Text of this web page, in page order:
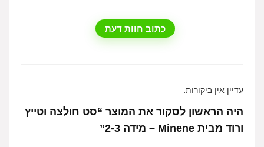
כתוב חוות דעת
עדיין אין ביקורות.
היה הראשון לסקור את המוצר “סט חולצה וטייץ
ורוד מבית Minene – מידה 2-3”